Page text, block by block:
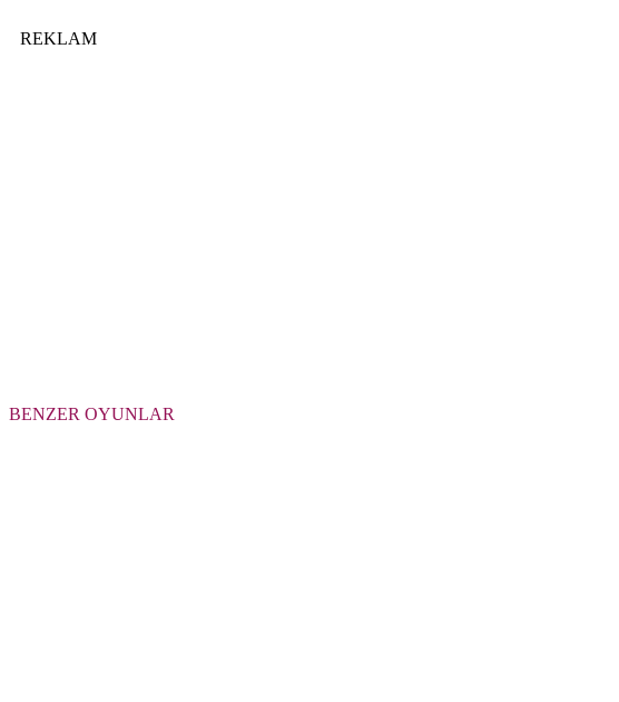
REKLAM
BENZER OYUNLAR